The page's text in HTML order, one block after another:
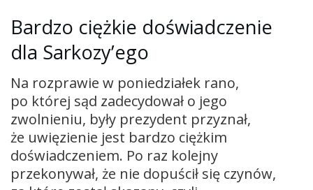
Bardzo ciężkie doświadczenie
dla Sarkozy’ego
Na rozprawie w poniedziałek rano,
po której sąd zadecydował o jego
zwolnieniu, były prezydent przyznał,
że uwięzienie jest bardzo ciężkim
doświadczeniem. Po raz kolejny
przekonywał, że nie dopuścił się czynów,